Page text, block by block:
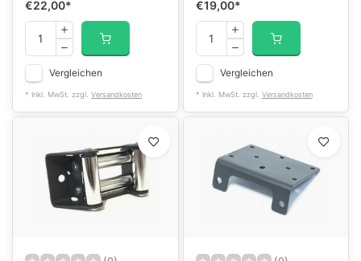
€22,00*
Vergleichen
* Inkl. MwSt. zzgl. Versandkosten
€19,00*
Vergleichen
* Inkl. MwSt. zzgl. Versandkosten